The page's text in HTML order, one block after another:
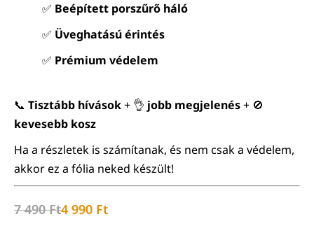
✅ Beépített porszűrő háló
✅ Üveghatású érintés
✅ Prémium védelem
📞 Tisztább hívások+ 👌 jobb megjelenés+ 🚫
kevesebb kosz
Ha a részletek is számítanak, és nem csak a védelem,
akkor ez a fólia neked készült!
7 490Ft4 990 Ft